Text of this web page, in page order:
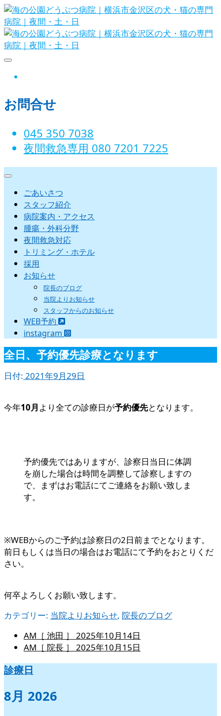
Skip
to
content
日
お問合せ
045 350 7038‬
夜間救急専用 080 7201 7225‬
ごあいさつ
スタッフ紹介
病院案内・アクセス
腫瘍・外科分野
夜間救急対応
トリミング・ホテル
採用
お知らせ
院長のブログ
当院よりお知らせ
スタッフからのお知らせ
WEB予約
instagram
全日、予約優先診療となります
日付: 2021年9月29日
今年10月 より全ての診療日が予約優先となります。
予約優先ではありますが、診察日当日に体調
を崩した場合は時間を調整して診察しますの
で、まずはお電話にてご連絡をお願い致しま
す。
※WEBからのご予約は診察日の2日前までとなります。
前日もしくは当日の場合はお電話にて予約をおとりくだ
さい。
何卒よろしくお願い致します。
カテゴリー: 当院よりお知らせ, 院長のブログ
AM［ 池田 ］ 2025年10月14日
AM［ 院長 ］ 2025年10月15日
診療日
8月 2026